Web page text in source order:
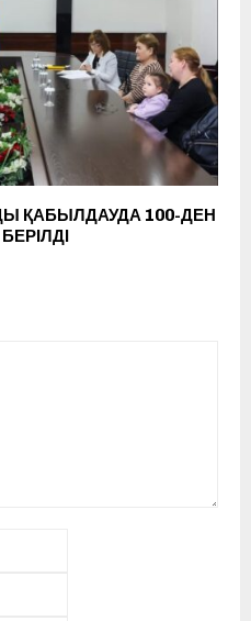
ҚАБЫЛДАУДА 100-ДЕН